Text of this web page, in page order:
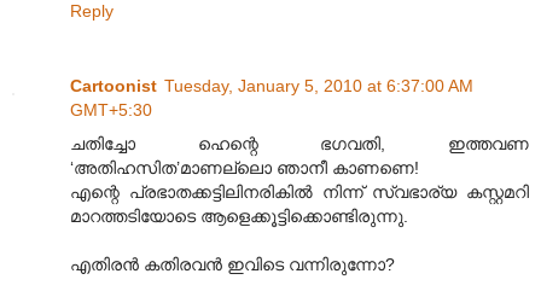
Reply
Cartoonist Tuesday, January 5, 2010 at 6:37:00 AM
GMT+5:30
ചതിച്ചോ ഹെന്റെ ഭഗവതി, ഇത്തവണ
‘അതിഹസിത’മാണല്ലൊ ഞാനീ കാണണെ!
എന്റെ പ്രഭാതക്കട്ടിലിനരികില്‍ നിന്ന് സ്വഭാര്യ കസ്റ്റമറി
മാറത്തടിയോടെ ആളെക്കൂട്ടിക്കൊണ്ടിരുന്നു.
എതിരന്‍ കതിരവന്‍ ഇവിടെ വന്നിരുന്നോ?